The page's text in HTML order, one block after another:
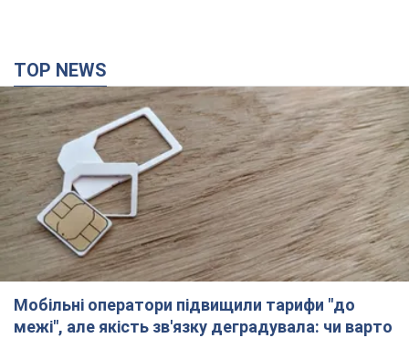
TOP NEWS
Мобільні оператори підвищили тарифи "до
межі", але якість зв'язку деградувала: чи варто